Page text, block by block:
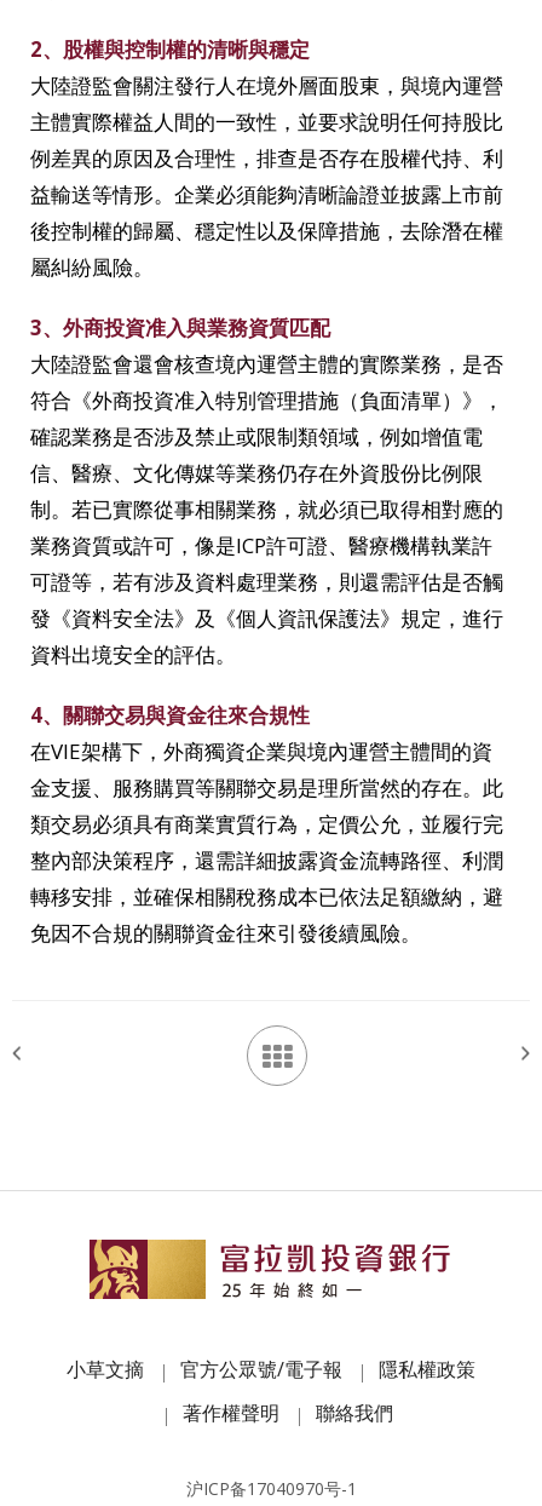
2、股權與控制權的清晰與穩定
大陸證監會關注發行人在境外層面股東，與境內運營
主體實際權益人間的一致性，並要求說明任何持股比
例差異的原因及合理性，排查是否存在股權代持、利
益輸送等情形。企業必須能夠清晰論證並披露上市前
後控制權的歸屬、穩定性以及保障措施，去除潛在權
屬糾紛風險。
3、外商投資准入與業務資質匹配
大陸證監會還會核查境內運營主體的實際業務，是否
符合《外商投資准入特別管理措施（負面清單）》，
確認業務是否涉及禁止或限制類領域，例如增值電
信、醫療、文化傳媒等業務仍存在外資股份比例限
制。若已實際從事相關業務，就必須已取得相對應的
業務資質或許可，像是ICP許可證、醫療機構執業許
可證等，若有涉及資料處理業務，則還需評估是否觸
發《資料安全法》及《個人資訊保護法》規定，進行
資料出境安全的評估。
4、關聯交易與資金往來合規性
在VIE架構下，外商獨資企業與境內運營主體間的資
金支援、服務購買等關聯交易是理所當然的存在。此
類交易必須具有商業實質行為，定價公允，並履行完
整內部決策程序，還需詳細披露資金流轉路徑、利潤
轉移安排，並確保相關稅務成本已依法足額繳納，避
免因不合規的關聯資金往來引發後續風險。
小草文摘 官方公眾號/電子報
隱私權政策
著作權聲明
聯絡我們
沪ICP备17040970号-1